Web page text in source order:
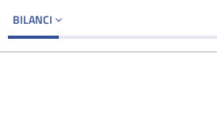
BILANCI